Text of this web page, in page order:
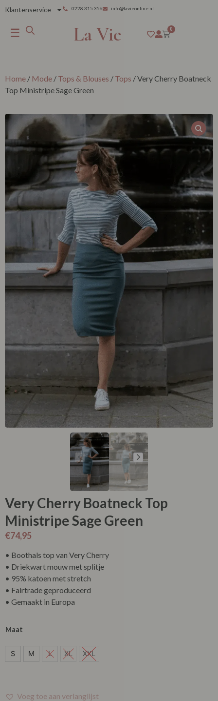
Klantenservice 0228 315 356 info@lavieonline.nl
☰ La Vie 0
Home / Mode / Tops & Blouses / Tops / Very Cherry Boatneck
Top Ministripe Sage Green
Very Cherry Boatneck Top
Ministripe Sage Green
€74,95
• Boothals top van Very Cherry
• Driekwart mouw met splitje
• 95% katoen met stretch
• Fairtrade geproduceerd
• Gemaakt in Europa
Maat
S
S M L XL XXL
Voeg toe aan verlanglijst